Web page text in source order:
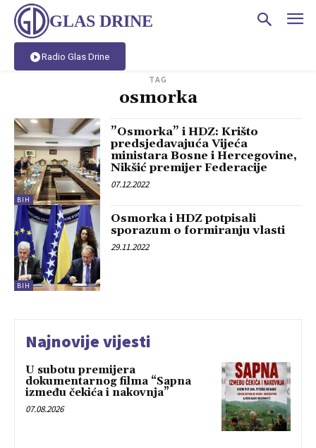
GLAS DRINE
Radio Glas Drine
TAG
osmorka
BIH
”Osmorka” i HDZ: Krišto
predsjedavajuća Vijeća
ministara Bosne i Hercegovine,
Nikšić premijer Federacije
07.12.2022
BIH
Osmorka i HDZ potpisali
sporazum o formiranju vlasti
29.11.2022
Najnovije vijesti
U subotu premijera
dokumentarnog filma “Sapna
između čekića i nakovnja”
07.08.2026